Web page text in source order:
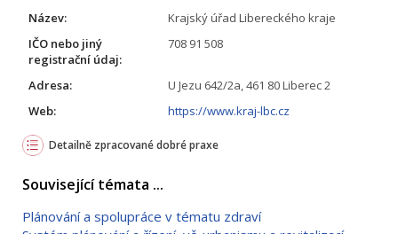
Název:
Krajský úřad Libereckého kraje
IČO nebo jiný
registrační údaj:
708 91 508
Adresa:
U Jezu 642/2a, 461 80 Liberec 2
Web:
https://www.kraj-lbc.cz
Detailně zpracované dobré praxe
Související témata ...
Plánování a spolupráce v tématu zdraví